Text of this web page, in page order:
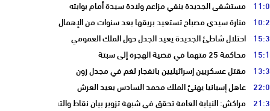
مستشفى الجديدة ينفي مزاعم ولادة سيدة أمام بوابته
منارة سيدي مصباح تستعيد بريقها بعد سنوات من الإهمال
احتلال شاطئ الجديدة يعيد الجدل حول الملك العمومي
محاكمة 25 متهما في قضية الهجرة إلى سبتة
مقتل عسكريين إسرائيليين بانفجار لغم في مجدل زون
عاهل إسبانيا يهنئ الملك محمد السادس بعيد العرش
مراكش: النيابة العامة تحقق في شبهة تزوير بيان نقاط والتشهير بطالب